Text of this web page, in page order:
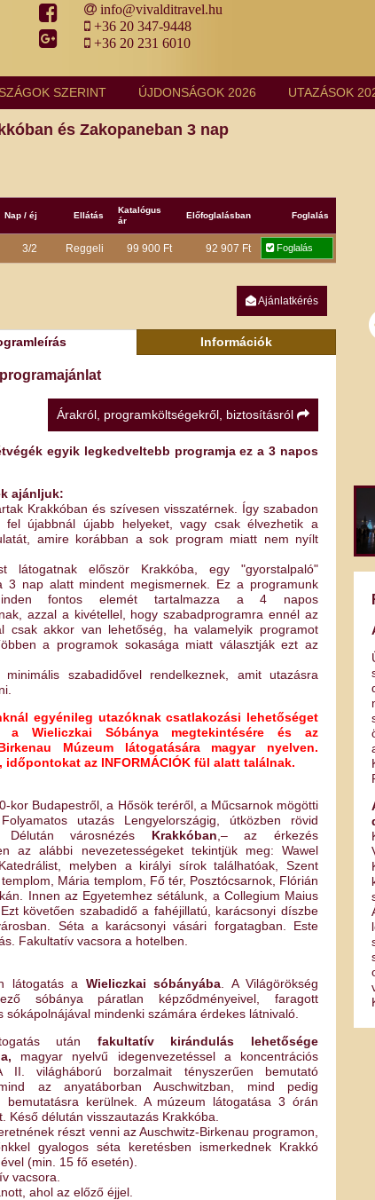
info@vivalditravel.hu
+36 20 347-9448
+36 20 231 6010
SZERINT ÚJDONSÁGOK 2026 UTAZÁSOK
és Zakopaneban 3 nap
Nap / éj Ellátás
Katalógus
ár
Előfoglalásban Foglalás
3/2 Reggeli 99 900 Ft 92 907 Ft Foglalás
Ajánlatkérés
Információk
Árakról, programköltségekről, biztosításról
egyik legkedveltebb programja ez a 3 napos
ajánljuk:
Krakkóban és szívesen visszatérnek. Így szabadon
fel újabbnál újabb helyeket, vagy csak élvezhetik a
amire korábban a sok program miatt nem nyílt
látogatnak először Krakkóba, egy "gyorstalpaló"
3 nap alatt mindent megismernek. Ez a programunk
fontos elemét tartalmazza a 4 napos
azzal a kivétellel, hogy szabadprogramra ennél az
csak akkor van lehetőség, ha valamelyik programot
a programok sokasága miatt választják ezt az
szabadidővel rendelkeznek, amit utazásra
egyénileg utazóknak csatlakozási lehetőséget
a Wieliczkai Sóbánya megtekintésére és az
Múzeum látogatására magyar nyelven.
időpontokat az INFORMÁCIÓK fül alatt találnak.
kor Budapestről, a Hősök teréről, a Műcsarnok mögötti
utazás Lengyelországig, útközben rövid
Délután városnézés Krakkóban ,– az érkezés
az alábbi nevezetességeket tekintjük meg: Wawel
melyben a királyi sírok találhatóak, Szent
Mária templom, Fő tér, Posztócsarnok, Flórián
Innen az Egyetemhez sétálunk, a Collegium Maius
követően szabadidő a fahéjillatú, karácsonyi díszbe
Séta a karácsonyi vásári forgatagban. Este
Fakultatív vacsora a hotelben.
látogatás a Wieliczkai sóbányába . A Világörökség
sóbánya páratlan képződményeivel, faragott
sókápolnájával mindenki számára érdekes látnivaló.
után fakultatív kirándulás lehetősége
magyar nyelvű idegenvezetéssel a koncentrációs
II. világháború borzalmait tényszerűen bemutató
az anyatáborban Auschwitzban, mind pedig
bemutatásra kerülnek. A múzeum látogatása 3 órán
Késő délután visszautazás Krakkóba.
részt venni az Auschwitz-Birkenau programon,
gyalogos séta keretésben ismerkednek Krakkó
(min. 15 fő esetén).
vacsora.
ahol az előző éjjel.